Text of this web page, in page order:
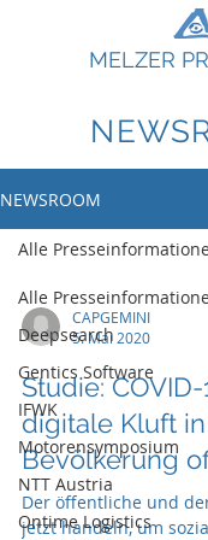
MELZER
NEWSROOM
Alle
Deepsearch
Gentics Software
IFWK
Motorensymposium
NTT Austria
Ontime Logistics
Alle
CAPGEMINI
5. Mai 2020
Studie:
digitale Kluft
Bevölkerung
Der öffentliche und
jetzt handeln, um